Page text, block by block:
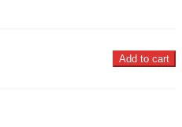
Add to cart